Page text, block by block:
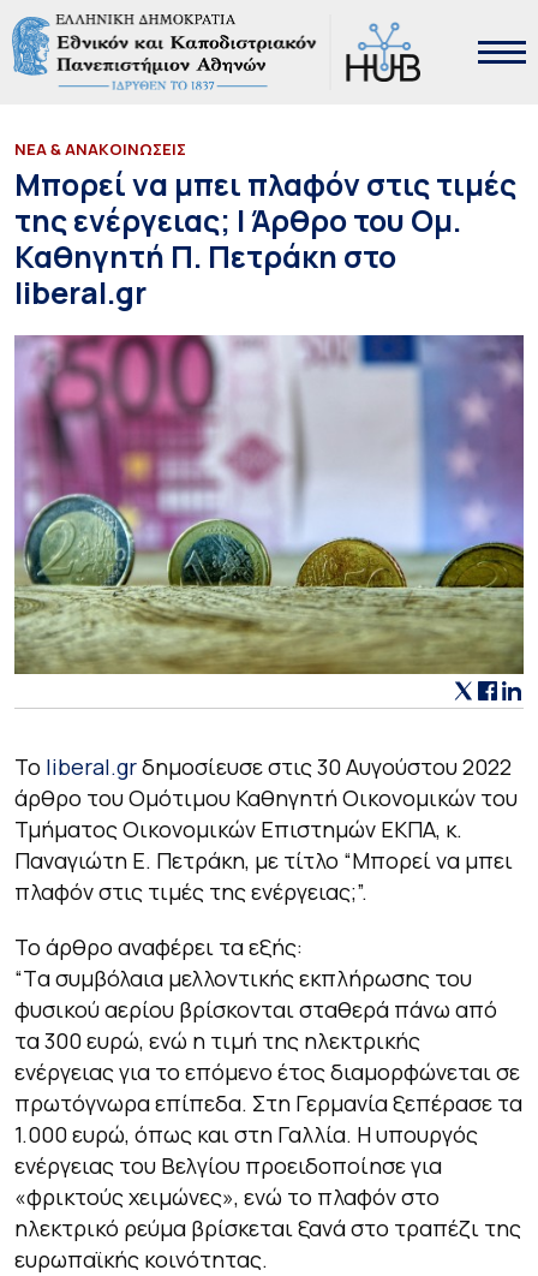
ΝΕΑ & ΑΝΑΚΟΙΝΩΣΕΙΣ
Μπορεί να μπει πλαφόν στις τιμές
της ενέργειας; | Άρθρο του Ομ.
Καθηγητή Π. Πετράκη στο
liberal.gr
Το liberal.grδημοσίευσε στις 30 Αυγούστου 2022
άρθρο του Ομότιμου Καθηγητή Οικονομικών του
Τμήματος Οικονομικών Επιστημών ΕΚΠΑ, κ.
Παναγιώτη Ε. Πετράκη, με τίτλο “Μπορεί να μπει
πλαφόν στις τιμές της ενέργειας;”.
Το άρθρο αναφέρει τα εξής:
“Tα συμβόλαια μελλοντικής εκπλήρωσης του
φυσικού αερίου βρίσκονται σταθερά πάνω από
τα 300 ευρώ, ενώ η τιμή της ηλεκτρικής
ενέργειας για το επόμενο έτος διαμορφώνεται σε
πρωτόγνωρα επίπεδα. Στη Γερμανία ξεπέρασε τα
1.000 ευρώ, όπως και στη Γαλλία. Η υπουργός
ενέργειας του Βελγίου προειδοποίησε για
«φρικτούς χειμώνες», ενώ το πλαφόν στο
ηλεκτρικό ρεύμα βρίσκεται ξανά στο τραπέζι της
ευρωπαϊκής κοινότητας.